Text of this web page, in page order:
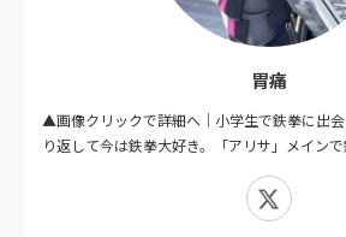
胃痛
▲画像クリックで詳細へ｜小学生で鉄拳に出
り返して今は鉄拳大好き。「アリサ」メイン
X